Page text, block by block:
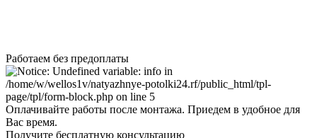
Работаем без предоплаты
Оплачивайте работы после монтажа. Приедем в удобное для
Вас время.
Получите бесплатную консультацию